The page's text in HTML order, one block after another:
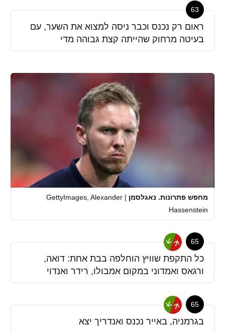
63
ראום רק נכנס וכבר ניסה למצוא את השער, עם
בעיטה מרחוק שהייתה קצת גבוהה מדי
מחפש פתרונות. נאגלסמן |
GettyImages, Alexander
Hassenstein
65
כל התקפת שוויץ הוחלפה בבת אחת: דואה,
ורגאס ואמדוני במקום אמבולו, רידר ואנדוי
65
בגרמניה, באייר נכנס ואנדריך יצא